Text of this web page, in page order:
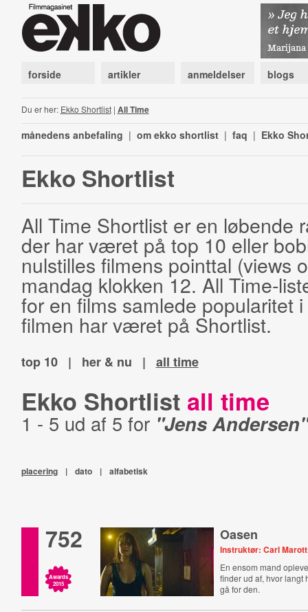
forside artikler anmeldelser blogs
Du er her: Ekko Shortlist| All Time
månedens anbefaling | om ekko shortlist | faq | Ekko
Ekko Shortlist
All Time Shortlist er en løbende
der har været på top 10 eller
nulstilles filmens pointtal (views
mandag klokken 12. All Time-
for en films samlede popularitet
filmen har været på Shortlist.
top 10 | her & nu | all time
Ekko Shortlist all time
1 - 5 ud af 5 for "Jens Andersen"
placering | dato | alfabetisk
752
Awards
2015
Oasen
Instruktør: Carl Marott
En ensom mand
finder ud af, hvor langt
gå for den.